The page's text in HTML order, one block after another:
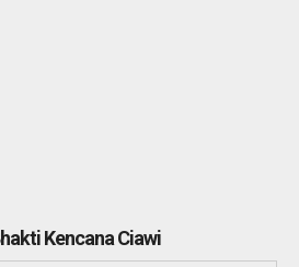
Kencana Ciawi